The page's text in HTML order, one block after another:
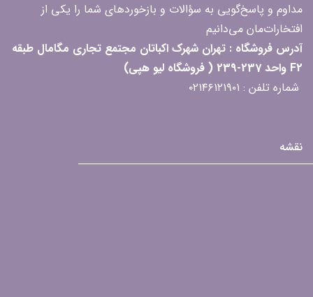
مداوم و پاسخ‌گویی به سؤالات و بازخوردهای شما را یکی از
افتخارات‌مان می‌دانیم
آدرس فروشگاه : تهران شهرک اکباتان مجتمع تجاری مگامال طبقه
F2 واحد 237-239 ( فروشگاه لیو هپی)
شماره تلفن : ۰۲۱۴۶۱۲۱۹۰۱
نقشه